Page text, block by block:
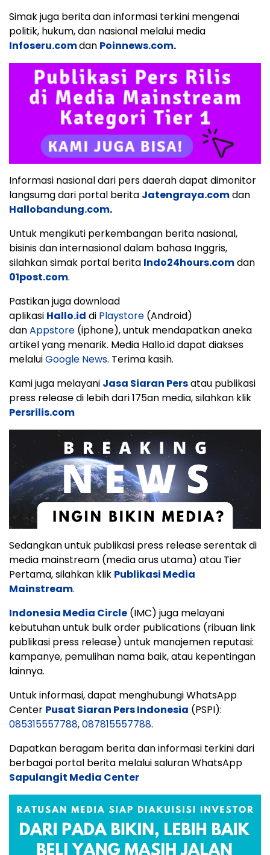
Simak juga berita dan informasi terkini mengenai
politik, hukum, dan nasional melalui media
Infoseru.comdan Poinnews.com.
Informasi nasional dari pers daerah dapat dimonitor
langsumg dari portal berita Jatengraya.comdan
Hallobandung.com.
Untuk mengikuti perkembangan berita nasional,
bisinis dan internasional dalam bahasa Inggris,
silahkan simak portal berita Indo24hours.comdan
01post.com.
Pastikan juga download
aplikasi Hallo.id di Playstore (Android)
danAppstore (iphone), untuk mendapatkan aneka
artikel yang menarik. Media Hallo.id dapat diakses
melaluiGoogle News. Terima kasih.
Kami juga melayani Jasa Siaran Persatau publikasi
press release di lebih dari 175an media, silahkan klik
Persrilis.com
Sedangkan untuk publikasi press release serentak di
media mainstream (media arus utama) atau Tier
Pertama, silahkan klik Publikasi Media
Mainstream.
Indonesia Media Circle (IMC) juga melayani
kebutuhan untuk bulk order publications (ribuan link
publikasi press release) untuk manajemen reputasi:
kampanye, pemulihan nama baik, atau kepentingan
lainnya.
Untuk informasi, dapat menghubungi WhatsApp
Center Pusat Siaran Pers Indonesia (PSPI):
085315557788,087815557788.
Dapatkan beragam berita dan informasi terkini dari
berbagai portal berita melalui saluran WhatsApp
Sapulangit Media Center